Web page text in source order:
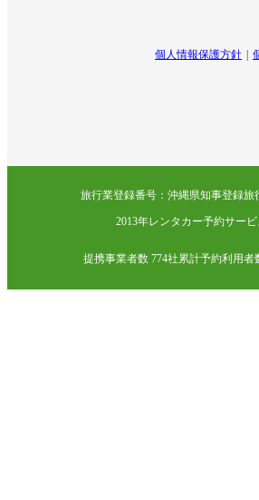
個人情報保護方針
旅行業登録番号：沖縄県知事登録旅
2013年レンタカー予約サー
提携事業者数 774社累計予約利用者